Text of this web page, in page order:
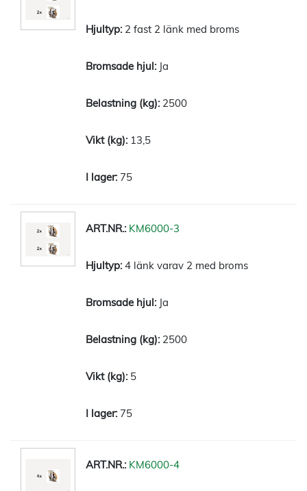
2 fast 2 länk med broms
Ja
2500
13,5
75
KM6000-3
4 länk varav 2 med broms
Ja
2500
5
75
KM6000-4